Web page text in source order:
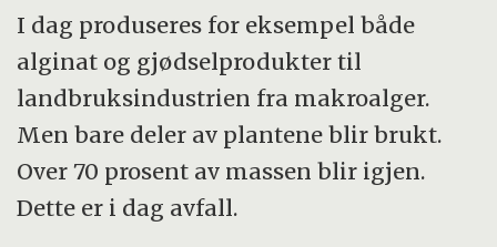
I dag produseres for eksempel både
alginat og gjødselprodukter til
landbruksindustrien fra makroalger.
Men bare deler av plantene blir brukt.
Over 70 prosent av massen blir igjen.
Dette er i dag avfall.